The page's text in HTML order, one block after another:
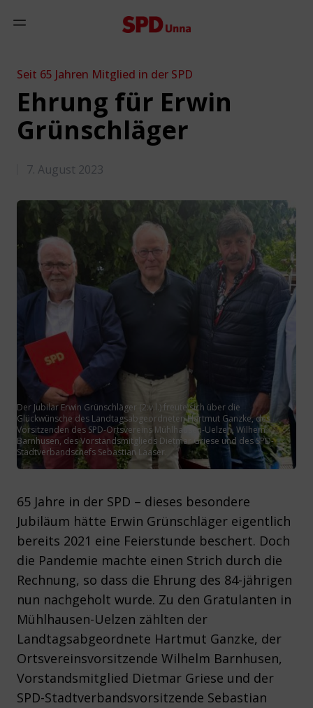
Mobiles Menü anzeigen
Seit 65 Jahren Mitglied in der SPD
Ehrung für Erwin
Grünschläger
7. August 2023
Der Jubilar Erwin Grünschläger (2.v.l.) freute sich über die
Glückwünsche des Landtagsabgeordneten Hartmut Ganzke, des
Vorsitzenden des SPD-Ortsvereins Mühlhausen-Uelzen, Wilhem
Barnhusen, des Vorstandsmitglieds Dietmar Griese und des SPD-
Stadtverbandschefs Sebastian Laaser.
65 Jahre in der SPD – dieses besondere
Jubiläum hätte Erwin Grünschläger eigentlich
bereits 2021 eine Feierstunde beschert. Doch
die Pandemie machte einen Strich durch die
Rechnung, so dass die Ehrung des 84-jährigen
nun nachgeholt wurde. Zu den Gratulanten in
Mühlhausen-Uelzen zählten der
Landtagsabgeordnete Hartmut Ganzke, der
Ortsvereinsvorsitzende Wilhelm Barnhusen,
Vorstandsmitglied Dietmar Griese und der
SPD-Stadtverbandsvorsitzende Sebastian